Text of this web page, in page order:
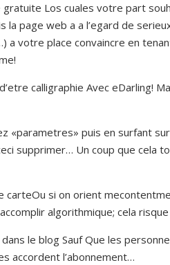
Los cuales votre part
page web a a l’egard de
votre place convaincre en
calligraphie Avec eDarling!
«parametres» puis en surfant
supprimer… Un coup que cela
si on orient
algorithmique; cela
le blog Sauf Que les
accordent l’abonnement…